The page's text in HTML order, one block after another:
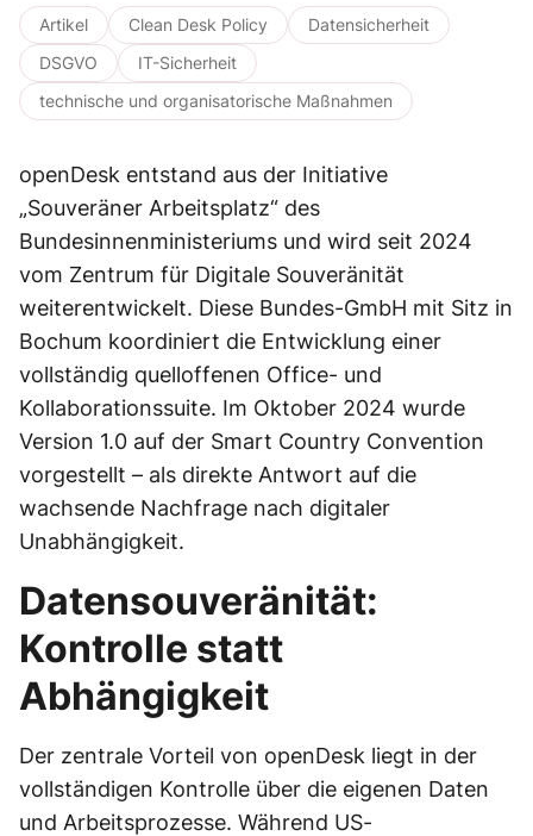
Artikel Clean Desk Policy
Datensicherheit
DSGVO
IT-Sicherheit
technische und organisatorische Maßnahmen
openDesk entstand aus der Initiative
„Souveräner Arbeitsplatz“ des
Bundesinnenministeriums und wird seit 2024
vom Zentrum für Digitale Souveränität
weiterentwickelt. Diese Bundes-GmbH mit Sitz in
Bochum koordiniert die Entwicklung einer
vollständig quelloffenen Office- und
Kollaborationssuite. Im Oktober 2024 wurde
Version 1.0 auf der Smart Country Convention
vorgestellt – als direkte Antwort auf die
wachsende Nachfrage nach digitaler
Unabhängigkeit.
Datensouveränität:
Kontrolle statt
Abhängigkeit
Der zentrale Vorteil von openDesk liegt in der
vollständigen Kontrolle über die eigenen Daten
und Arbeitsprozesse. Während US-